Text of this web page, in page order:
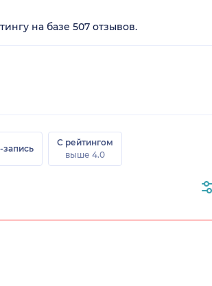
на базе 507 отзывов.
запись
С рейтингом
выше 4.0